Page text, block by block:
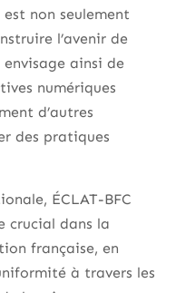
non seulement
l’avenir de
ainsi de
numériques
d’autres
des pratiques
ÉCLAT-BFC
crucial dans la
française, en
à travers les